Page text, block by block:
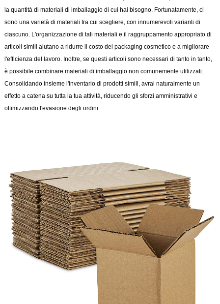
la quantità di materiali di imballaggio di cui hai bisogno. Fortunatamente, ci
sono una varietà di materiali tra cui scegliere, con innumerevoli varianti di
ciascuno. L'organizzazione di tali materiali e il raggruppamento appropriato di
articoli simili aiutano a ridurre il costo del packaging cosmetico e a migliorare
l'efficienza del lavoro. Inoltre, se questi articoli sono necessari di tanto in tanto,
è possibile combinare materiali di imballaggio non comunemente utilizzati.
Consolidando insieme l'inventario di prodotti simili, avrai naturalmente un
effetto a catena su tutta la tua attività, riducendo gli sforzi amministrativi e
ottimizzando l'evasione degli ordini.